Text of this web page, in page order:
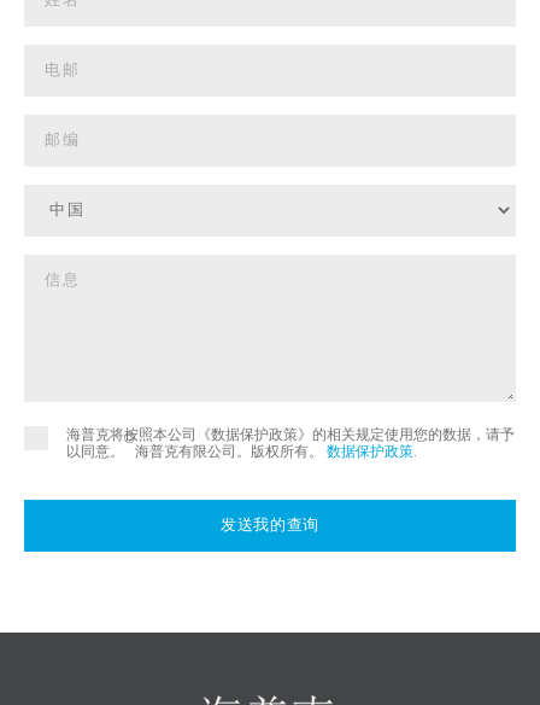
海普克将按照本公司《数据保护政策》的相关规定使用您的数据，请予
以同意。
©
海普克有限公司。版权所有。 数据保护政策.
发送我的查询